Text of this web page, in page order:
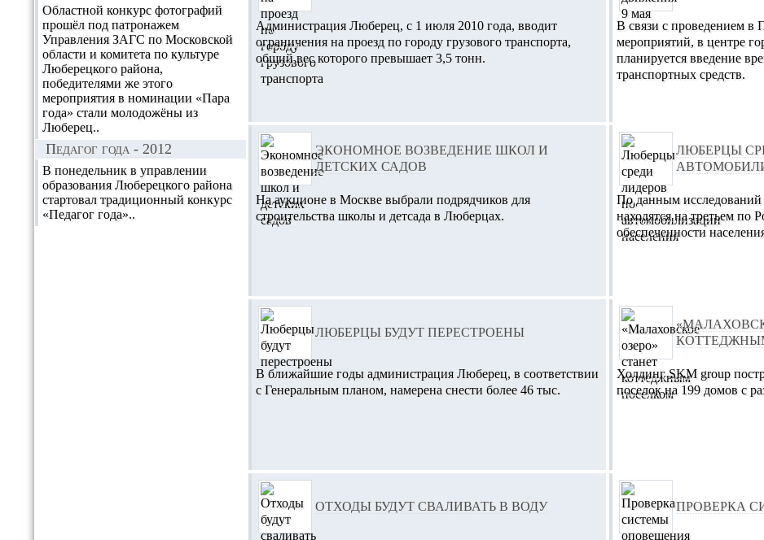
Администрация Люберец, с 1 июля 2010 года, вводит
ограничения на проезд по городу грузового транспорта,
общий вес которого превышает 3,5 тонн.
В связи с проведением в
мероприятий, в центре
планируется введение
транспортных средств.
ЭКОНОМНОЕ ВОЗВЕДЕНИЕ ШКОЛ И
ДЕТСКИХ САДОВ
На аукционе в Москве выбрали подрядчиков для
строительства школы и детсада в Люберцах.
ЛЮБЕРЦЫ
По данным
находятся на третьем по
обеспеченности
ЛЮБЕРЦЫ БУДУТ ПЕРЕСТРОЕНЫ
В ближайшие годы администрация Люберец, в соответствии
с Генеральным планом, намерена снести более 46 тыс.
Холдинг SKM group
поселок на 199 домов с
ОТХОДЫ БУДУТ СВАЛИВАТЬ В ВОДУ ПРОВЕРКА
Областной конкурс фотографий
прошёл под патронажем
Управления ЗАГС по Московской
области и комитета по культуре
Люберецкого района,
победителями же этого
мероприятия в номинации «Пара
года» стали молодожёны из
Люберец..
Педагог года - 2012
В понедельник в управлении
образования Люберецкого района
стартовал традиционный конкурс
«Педагог года»..